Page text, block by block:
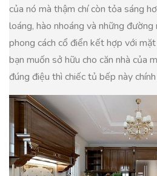
của nó mà thậm chí còn tỏa sáng
loáng, hào nhoáng và những
phong cách cổ điển kết hợp với
bạn muốn sở hữu cho căn nhà của
đúng điệu thì chiếc tủ bếp này